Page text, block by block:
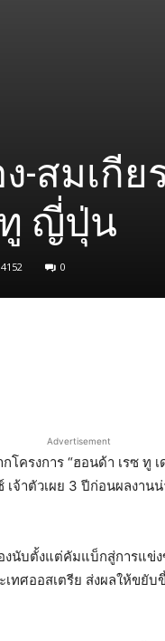
อง-สมเ
ญี่ปุ่น
4152 0
Advertisement
โครงการ “ฮอนด้า เรซ ทู
จ้าตัวเผย 3 ปีก่อนผลงาน
งนับตั้งแต่คัมแบ็กสู่การแข่
เทศออสเตรีย ส่งผลให้ข